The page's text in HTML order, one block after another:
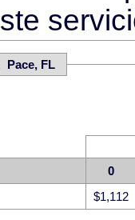
Pace, FL
0
$1,112